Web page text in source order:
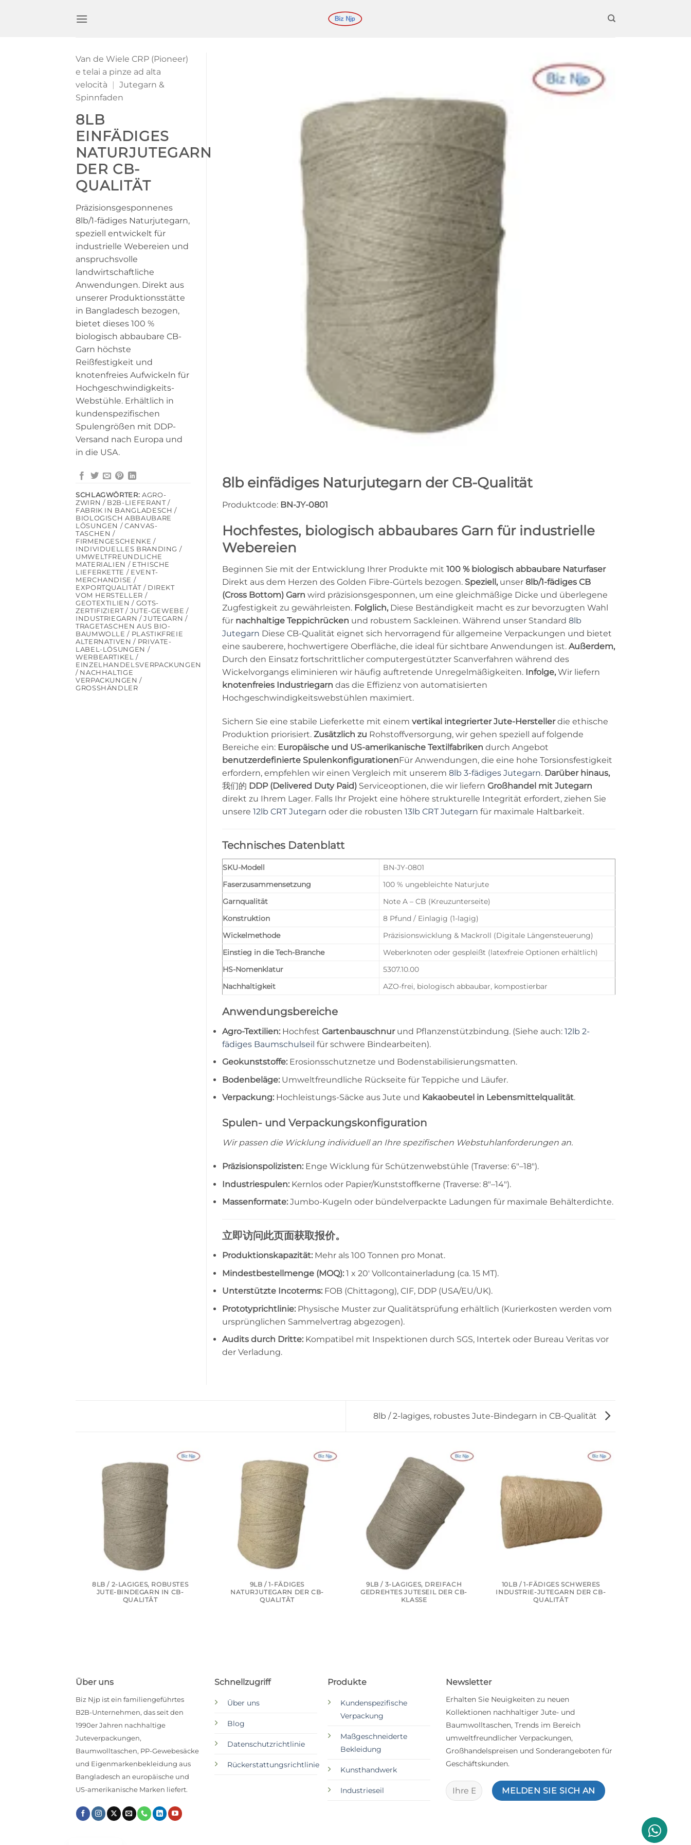
Van de Wiele CRP (Pioneer)
e telai a pinze ad alta
velocità
| Jutegarn &
Spinnfaden
8LB
EINFÄDIGES
NATURJUTEGARN
DER CB-
QUALITÄT
Präzisionsgesponnenes
8lb/1-fädiges Naturjutegarn,
speziell entwickelt für
industrielle Webereien und
anspruchsvolle
landwirtschaftliche
Anwendungen. Direkt aus
unserer Produktionsstätte
in Bangladesch bezogen,
bietet dieses 100 %
biologisch abbaubare CB-
Garn höchste
Reißfestigkeit und
knotenfreies Aufwickeln für
Hochgeschwindigkeits-
Webstühle. Erhältlich in
kundenspezifischen
Spulengrößen mit DDP-
Versand nach Europa und
in die USA.
SCHLAGWÖRTER: AGRO-
ZWIRN / B2B-LIEFERANT /
FABRIK IN BANGLADESCH /
BIOLOGISCH ABBAUBARE
LÖSUNGEN / CANVAS-
TASCHEN /
FIRMENGESCHENKE /
INDIVIDUELLES BRANDING /
UMWELTFREUNDLICHE
MATERIALIEN / ETHISCHE
LIEFERKETTE / EVENT-
MERCHANDISE /
EXPORTQUALITÄT / DIREKT
VOM HERSTELLER /
GEOTEXTILIEN / GOTS-
ZERTIFIZIERT / JUTE-GEWEBE /
INDUSTRIEGARN / JUTEGARN /
TRAGETASCHEN AUS BIO-
BAUMWOLLE / PLASTIKFREIE
ALTERNATIVEN / PRIVATE-
LABEL-LÖSUNGEN /
WERBEARTIKEL /
EINZELHANDELSVERPACKUNGEN
/ NACHHALTIGE
VERPACKUNGEN /
GROSSHÄNDLER
8lb einfädiges Naturjutegarn der CB-Qualität
Produktcode: BN-JY-0801
Hochfestes, biologisch abbaubares Garn für industrielle
Webereien
Beginnen Sie mit der Entwicklung Ihrer Produkte mit 100 % biologisch abbaubare Naturfaser
Direkt aus dem Herzen des Golden Fibre-Gürtels bezogen. Speziell, unser 8lb/1-fädiges CB
(Cross Bottom) Garn wird präzisionsgesponnen, um eine gleichmäßige Dicke und überlegene
Zugfestigkeit zu gewährleisten. Folglich, Diese Beständigkeit macht es zur bevorzugten Wahl
für nachhaltige Teppichrücken und robustem Sackleinen. Während unser Standard 8lb
Jutegarn Diese CB-Qualität eignet sich hervorragend für allgemeine Verpackungen und bietet
eine sauberere, hochwertigere Oberfläche, die ideal für sichtbare Anwendungen ist. Außerdem,
Durch den Einsatz fortschrittlicher computergestützter Scanverfahren während des
Wickelvorgangs eliminieren wir häufig auftretende Unregelmäßigkeiten. Infolge, Wir liefern
knotenfreies Industriegarn das die Effizienz von automatisierten
Hochgeschwindigkeitswebstühlen maximiert.
Sichern Sie eine stabile Lieferkette mit einem vertikal integrierter Jute-Herstellerdie ethische
Produktion priorisiert. Zusätzlich zu Rohstoffversorgung, wir gehen speziell auf folgende
Bereiche ein: Europäische und US-amerikanische Textilfabriken durch Angebot
benutzerdefinierte SpulenkonfigurationenFür Anwendungen, die eine hohe Torsionsfestigkeit
erfordern, empfehlen wir einen Vergleich mit unserem 8lb 3-fädiges Jutegarn. Darüber hinaus,
我们的 DDP (Delivered Duty Paid) Serviceoptionen, die wir liefern Großhandel mit Jutegarn
direkt zu Ihrem Lager. Falls Ihr Projekt eine höhere strukturelle Integrität erfordert, ziehen Sie
unsere 12lb CRT Jutegarn oder die robusten 13lb CRT Jutegarn für maximale Haltbarkeit.
Technisches Datenblatt
SKU-Modell
BN-JY-0801
Faserzusammensetzung
100 % ungebleichte Naturjute
Garnqualität
Note A – CB (Kreuzunterseite)
Konstruktion
8 Pfund / Einlagig (1-lagig)
Wickelmethode
Präzisionswicklung & Mackroll (Digitale Längensteuerung)
Einstieg in die Tech-Branche
Weberknoten oder gespleißt (latexfreie Optionen erhältlich)
HS-Nomenklatur
5307.10.00
Nachhaltigkeit
AZO-frei, biologisch abbaubar, kompostierbar
Anwendungsbereiche
Agro-Textilien: Hochfest Gartenbauschnurund Pflanzenstützbindung. (Siehe auch: 12lb 2-
fädiges Baumschulseil für schwere Bindearbeiten).
Geokunststoffe: Erosionsschutznetze und Bodenstabilisierungsmatten.
Bodenbeläge: Umweltfreundliche Rückseite für Teppiche und Läufer.
Verpackung: Hochleistungs-Säcke aus Jute und Kakaobeutel in Lebensmittelqualität.
Spulen- und Verpackungskonfiguration
Wir passen die Wicklung individuell an Ihre spezifischen Webstuhlanforderungen an.
Präzisionspolizisten: Enge Wicklung für Schützenwebstühle (Traverse: 6″–18″).
Industriespulen: Kernlos oder Papier/Kunststoffkerne (Traverse: 8″–14″).
Massenformate: Jumbo-Kugeln oder bündelverpackte Ladungen für maximale Behälterdichte.
立即访问此页面获取报价。
Produktionskapazität: Mehr als 100 Tonnen pro Monat.
Mindestbestellmenge (MOQ): 1 x 20′ Vollcontainerladung (ca. 15 MT).
Unterstützte Incoterms: FOB (Chittagong), CIF, DDP (USA/EU/UK).
Prototyprichtlinie: Physische Muster zur Qualitätsprüfung erhältlich (Kurierkosten werden vom
ursprünglichen Sammelvertrag abgezogen).
Audits durch Dritte: Kompatibel mit Inspektionen durch SGS, Intertek oder Bureau Veritas vor
der Verladung.
8lb / 2-lagiges, robustes Jute-Bindegarn in CB-Qualität
8LB / 2-LAGIGES, ROBUSTES
JUTE-BINDEGARN IN CB-
QUALITÄT
9LB / 1-FÄDIGES
NATURJUTEGARN DER CB-
QUALITÄT
9LB / 3-LAGIGES, DREIFACH
GEDREHTES JUTESEIL DER CB-
KLASSE
10LB / 1-FÄDIGES SCHWERES
INDUSTRIE-JUTEGARN DER CB-
QUALITÄT
Über uns
Biz Njp ist ein familiengeführtes
B2B-Unternehmen, das seit den
1990er Jahren nachhaltige
Juteverpackungen,
Baumwolltaschen, PP-Gewebesäcke
und Eigenmarkenbekleidung aus
Bangladesch an europäische und
US-amerikanische Marken liefert.
Schnellzugriff
Über uns
Blog
Datenschutzrichtlinie
Rückerstattungsrichtlinie
Produkte
Kundenspezifische
Verpackung
Maßgeschneiderte
Bekleidung
Kunsthandwerk
Industrieseil
Newsletter
Erhalten Sie Neuigkeiten zu neuen
Kollektionen nachhaltiger Jute- und
Baumwolltaschen, Trends im Bereich
umweltfreundlicher Verpackungen,
Großhandelspreisen und Sonderangeboten für
Geschäftskunden.